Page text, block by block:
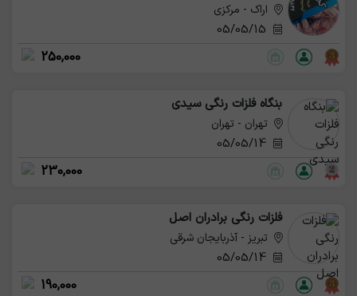
اراک - مرکزی
250,000
بنگاه فلزات رنگی سیدی
تهران - تهران
05/05/14
230,000
فلزات رنگی برادران اصل
تبریز - آذربایجان شرقی
05/05/14
190,000